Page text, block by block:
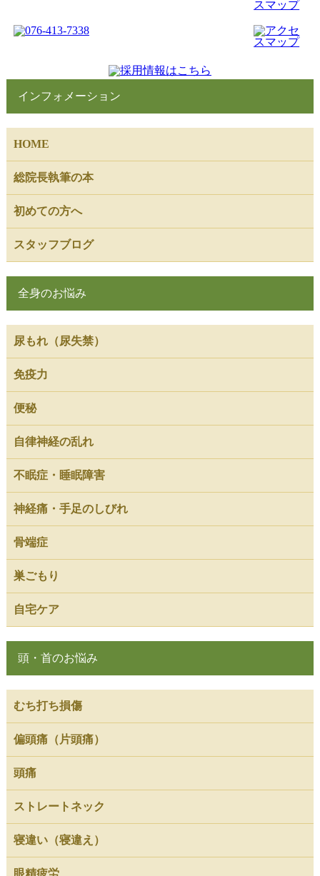
インフォメーション
HOME
総院長執筆の本
初めての方へ
スタッフブログ
全身のお悩み
尿もれ（尿失禁）
免疫力
便秘
自律神経の乱れ
不眠症・睡眠障害
神経痛・手足のしびれ
骨端症
巣ごもり
自宅ケア
頭・首のお悩み
むち打ち損傷
偏頭痛（片頭痛）
頭痛
ストレートネック
寝違い（寝違え）
眼精疲労